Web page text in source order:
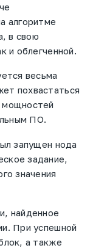
алгоритме
в свою
и облегченной.
весьма
похвастаться
мощностей
ПО.
запущен нода
задание,
значения
найденное
При успешной
а также